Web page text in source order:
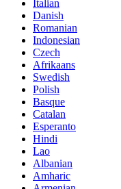
Italian
Danish
Romanian
Indonesian
Czech
Afrikaans
Swedish
Polish
Basque
Catalan
Esperanto
Hindi
Lao
Albanian
Amharic